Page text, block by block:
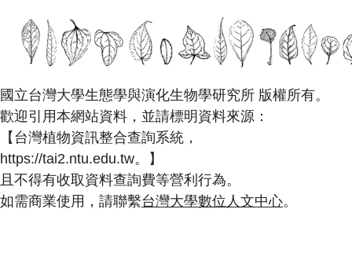
國立台灣大學生態學與演化生物學研究所 版權所有。
歡迎引用本網站資料，並請標明資料來源：
【台灣植物資訊整合查詢系統，
https://tai2.ntu.edu.tw。】
且不得有收取資料查詢費等營利行為。
如需商業使用，請聯繫台灣大學數位人文中心。